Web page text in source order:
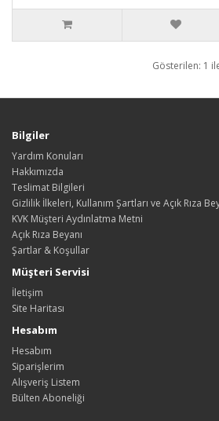
Gösterilen: 1
Bilgiler
Yardım Konuları
Hakkımızda
Teslimat Bilgileri
Gizlilik İlkeleri, Kullanım Şartları ve Açık Rıza
KVK Müşteri Aydınlatma Metni
Açık Rıza Beyanı
Şartlar & Koşullar
Müşteri Servisi
İletişim
Site Haritası
Hesabım
Hesabım
Siparişlerim
Alışveriş Listem
Bülten Aboneliği